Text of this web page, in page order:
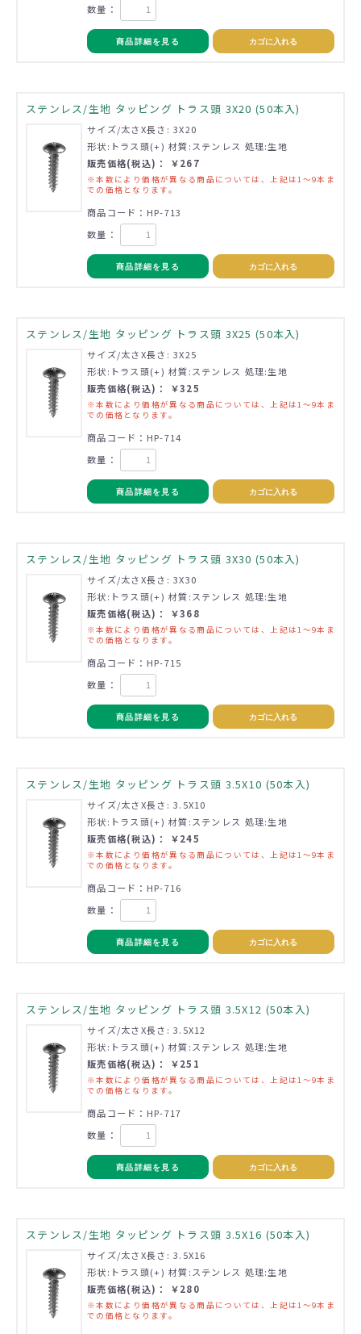
数量：
商品詳細を見る カゴに入れる
ステンレス/生地 タッピング トラス頭 3X20 (50本入)
サイズ/太さX長さ: 3X20
形状:トラス頭(+) 材質:ステンレス 処理:生地
販売価格(税込)： ￥267
※本数により価格が異なる商品については、上記は1～9本ま
での価格となります。
商品コード：HP-713
数量：
商品詳細を見る カゴに入れる
ステンレス/生地 タッピング トラス頭 3X25 (50本入)
サイズ/太さX長さ: 3X25
形状:トラス頭(+) 材質:ステンレス 処理:生地
販売価格(税込)： ￥325
※本数により価格が異なる商品については、上記は1～9本ま
での価格となります。
商品コード：HP-714
数量：
商品詳細を見る カゴに入れる
ステンレス/生地 タッピング トラス頭 3X30 (50本入)
サイズ/太さX長さ: 3X30
形状:トラス頭(+) 材質:ステンレス 処理:生地
販売価格(税込)： ￥368
※本数により価格が異なる商品については、上記は1～9本ま
での価格となります。
商品コード：HP-715
数量：
商品詳細を見る カゴに入れる
ステンレス/生地 タッピング トラス頭 3.5X10 (50本入)
サイズ/太さX長さ: 3.5X10
形状:トラス頭(+) 材質:ステンレス 処理:生地
販売価格(税込)： ￥245
※本数により価格が異なる商品については、上記は1～9本ま
での価格となります。
商品コード：HP-716
数量：
商品詳細を見る カゴに入れる
ステンレス/生地 タッピング トラス頭 3.5X12 (50本入)
サイズ/太さX長さ: 3.5X12
形状:トラス頭(+) 材質:ステンレス 処理:生地
販売価格(税込)： ￥251
※本数により価格が異なる商品については、上記は1～9本ま
での価格となります。
商品コード：HP-717
数量：
商品詳細を見る カゴに入れる
ステンレス/生地 タッピング トラス頭 3.5X16 (50本入)
サイズ/太さX長さ: 3.5X16
形状:トラス頭(+) 材質:ステンレス 処理:生地
販売価格(税込)： ￥280
※本数により価格が異なる商品については、上記は1～9本ま
での価格となります。